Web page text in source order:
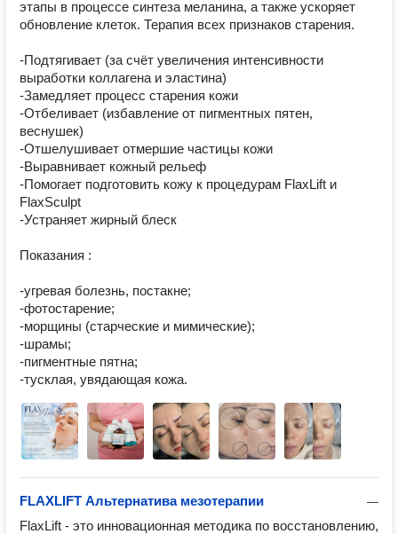
этапы в процессе синтеза меланина, а также ускоряет
обновление клеток. Терапия всех признаков старения.
-Подтягивает (за счёт увеличения интенсивности
выработки коллагена и эластина)
-Замедляет процесс старения кожи
-Отбеливает (избавление от пигментных пятен,
веснушек)
-Отшелушивает отмершие частицы кожи
-Выравнивает кожный рельеф
-Помогает подготовить кожу к процедурам FlaxLift и
FlaxSculpt
-Устраняет жирный блеск
Показания :
-угревая болезнь, постакне;
-фотостарение;
-морщины (старческие и мимические);
-шрамы;
-пигментные пятна;
-тусклая, увядающая кожа.
—
FLAXLIFT Альтернатива мезотерапии
FlaxLift - это инновационная методика по восстановлению,